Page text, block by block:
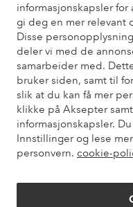
informasjonskapsler
gi deg en mer relevant
Disse
deler vi med de
samarbeider med.
bruker siden, samt til
slik at du kan få mer
klikke på Aksepter
informasjonskapsler.
Innstillinger og lese
personvern. cookie-
Venner
Vil du vite mer